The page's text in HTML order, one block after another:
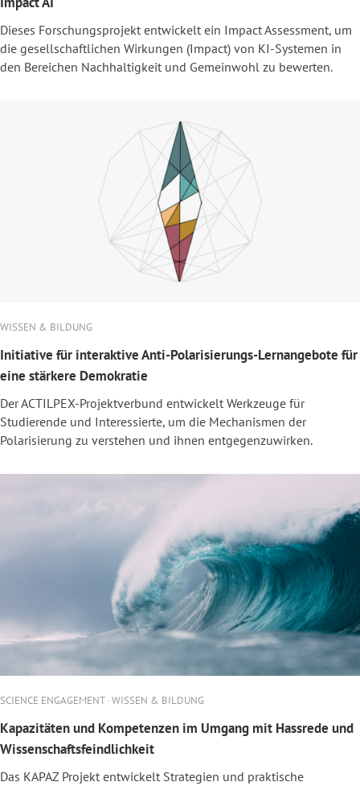
Dieses Forschungsprojekt entwickelt ein Impact Assessment, um
die gesellschaftlichen Wirkungen (Impact) von KI-Systemen in
den Bereichen Nachhaltigkeit und Gemeinwohl zu bewerten.
WISSEN & BILDUNG
Initiative für interaktive Anti-Polarisierungs-Lernangebote für
eine stärkere Demokratie
Der ACTILPEX-Projektverbund entwickelt Werkzeuge für
Studierende und Interessierte, um die Mechanismen der
Polarisierung zu verstehen und ihnen entgegenzuwirken.
SCIENCE ENGAGEMENT · WISSEN & BILDUNG
Kapazitäten und Kompetenzen im Umgang mit Hassrede und
Wissenschaftsfeindlichkeit
Das KAPAZ Projekt entwickelt Strategien und praktische